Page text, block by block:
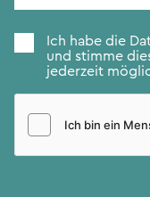
Zustimmung*
Ich habe die
und stimme
jederzeit